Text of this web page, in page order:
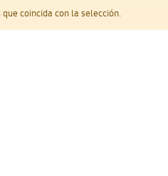
coincida con la selección.